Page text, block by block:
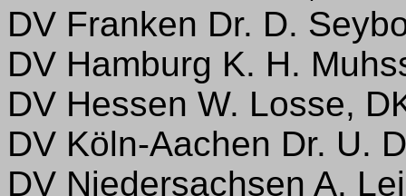
DV Franken Dr. D.
DV Hamburg K. H.
DV Hessen W. Losse,
DV Köln-Aachen Dr. U.
DV Niedersachsen A.